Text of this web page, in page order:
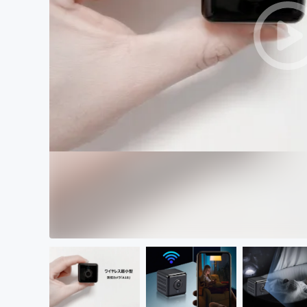
まちづくり・地域活性化